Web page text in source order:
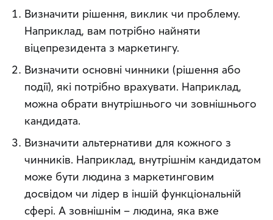
Визначити рішення, виклик чи проблему.
Наприклад, вам потрібно найняти
віцепрезидента з маркетингу.
Визначити основні чинники (рішення або
події), які потрібно врахувати. Наприклад,
можна обрати внутрішнього чи зовнішнього
кандидата.
Визначити альтернативи для кожного з
чинників. Наприклад, внутрішнім кандидатом
може бути людина з маркетинговим
досвідом чи лідер в іншій функціональній
сфері. А зовнішнім – людина, яка вже